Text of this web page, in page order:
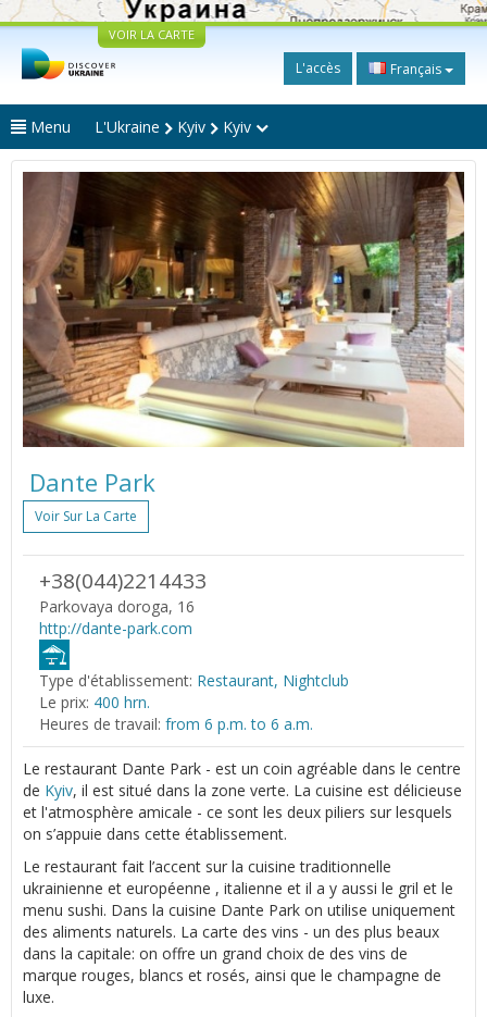
VOIR LA CARTE
L'accès Français
Menu L'Ukraine Kyiv Kyiv
Dante Park
Voir Sur La Carte
+38(044)2214433
Parkovaya doroga, 16
http://dante-park.com
Type d'établissement: Restaurant, Nightclub
Le prix: 400 hrn.
Heures de travail: from 6 p.m. to 6 a.m.
Le restaurant Dante Park - est un coin agréable dans le centre
de Kyiv, il est situé dans la zone verte. La cuisine est délicieuse
et l'atmosphère amicale - ce sont les deux piliers sur lesquels
on s’appuie dans cette établissement.
Le restaurant fait l’accent sur la cuisine traditionnelle
ukrainienne et européenne , italienne et il a y aussi le gril et le
menu sushi. Dans la cuisine Dante Park on utilise uniquement
des aliments naturels. La carte des vins - un des plus beaux
dans la capitale: on offre un grand choix de des vins de
marque rouges, blancs et rosés, ainsi que le champagne de
luxe.